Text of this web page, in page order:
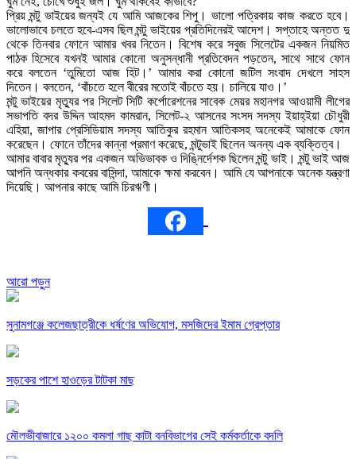
প্রিয় মন্টু ভাইয়ের জন্যই যে আমি আজকের শিপু। ভালো পত্রিকায় কাজ করতে হবে।
ভালোভাবে চলতে হবে-এসব ছিল মন্টু ভাইয়ের প্রতিদিনেরই আদেশ। সপ্তাহে অন্তত দু
থেকে তিনবার ফোনে আমার খবর নিতেন। বিশেষ করে সবুজ সিলেটের একজন নিয়মিত
পাঠক হিসেবে যখনই আমার কোনো অনুসন্ধানী প্রতিবেদন পড়তেন, সাথে সাথে ফোন
করে বলতেন ‘তুমিতো আজ হিট।’ আমার করা কোনো জটিল সংবাদ দেখলে সাহস
দিতেন। বলতেন, ‘বাঁচতে হলে বীরের মতোই বাঁচতে হয়। চালিয়ে যাও।’
মন্টু ভাইয়ের মৃত্যুর পর সিলেট সিটি কর্পোরেশনের সাবেক মেয়র মহানগর আওয়ামী লীগের
সভাপতি বদর উদ্দিন আহমদ কামরান, সিলেট-২ আসনের সংসদ সদস্য ইয়াহ্ইয়া চৌধুরী
এহিয়া, জাপার প্রেসিডিয়াম সদস্য আতিকুর রহমান আতিকসহ অনেকেই আমাকে ফোন
করেছেন। ফোনে তাঁদের কান্না প্রমাণ করেছে, মন্টুভাই ছিলেন অনন্য এক ব্যক্তিত্ব।
আমার বাবার মৃত্যুর পর একজন অভিভাবক ও দিঙ্নির্দেশক ছিলেন মন্টু ভাই। মন্টু ভাই আজ
আপনি অন্ধকার কবরের বাসিন্দা, আমাকে ক্ষমা করবেন। আমি যে আপনাকে অনেক যন্ত্রণা
দিয়েছি। আপনার কাছে আমি চিরঋণী।
আরো পড়ুন
সুনামগঞ্জে কলেজছাত্রীকে ধর্ষণের অভিযোগ, মসজিদের ইমাম গ্রেপ্তার
সড়কের পাশে হাওড়ের টাটকা মাছ
মৌলভীবাজারে ১২০০ কমলা গাছ কাটা বনবিভাগের সেই কর্মকর্তাকে বদলি